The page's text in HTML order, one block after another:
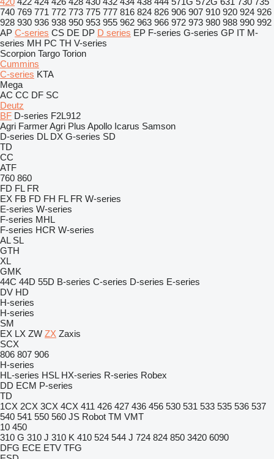
740 769 771 772 773 775 777 816 824 826 906 907 910 920 924 926
928 930 936 938 950 953 955 962 963 966 972 973 980 988 990 992
AP C-series CS DE DP D series EP F-series G-series GP IT M-
series MH PC TH V-series
Scorpion Targo Torion
Cummins
C-series KTA
Mega
AC CC DF SC
Deutz
BF D-series F2L912
Agri FarmerAgri Plus Apollo Icarus Samson
D-series DL DX G-series SD
TD
CC
ATF
760 860
FD FL FR
EX FB FD FH FL FR W-series
E-series W-series
F-series MHL
F-series HCR W-series
AL SL
GTH
XL
GMK
44C 44D 55D B-series C-series D-series E-series
DV HD
H-series
H-series
SM
EX LX ZW ZX Zaxis
SCX
806 807 906
H-series
HL-series HSL HX-series R-series Robex
DD ECM P-series
TD
1CX 2CX 3CX 4CX 411 426 427 436 456 530 531 533 535 536 537
540 541 550 560 JS Robot TM VMT
10 450
310 G 310 J 310 K 410 524 544 J 724 824 850 3420 6090
DFG ECE ETV TFG